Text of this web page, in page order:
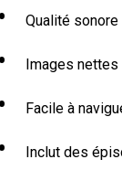
Qualité
Images
Facile à
Inclut des